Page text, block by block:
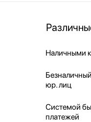
Наличными
юр. лиц
Системой
платежей